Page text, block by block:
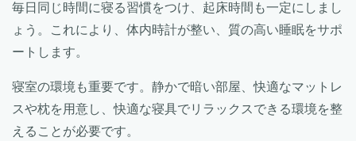
毎日同じ時間に寝る習慣をつけ、起床時間も一定にしまし
ょう。これにより、体内時計が整い、質の高い睡眠をサポ
ートします。
寝室の環境も重要です。静かで暗い部屋、快適なマットレ
スや枕を用意し、快適な寝具でリラックスできる環境を整
えることが必要です。